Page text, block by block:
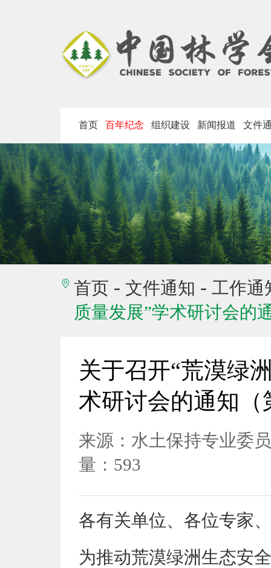
首页 百年纪念 组织建设 新闻报道 文件
首页 - 文件通知 - 工作通
质量发展”学术研讨会的
关于召开“荒漠绿
术研讨会的通知（
来源：水土保持专业委
量：593
各有关单位、各位专家
为推动荒漠绿洲生态安